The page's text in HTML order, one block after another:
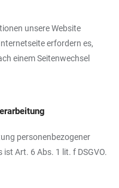
unsere Website
erfordern es,
einem Seitenwechsel
personenbezogener
Art. 6 Abs. 1 lit. f DSGVO.